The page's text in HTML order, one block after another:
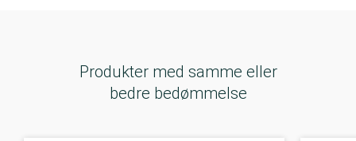
Produkter med samme eller
bedre bedømmelse